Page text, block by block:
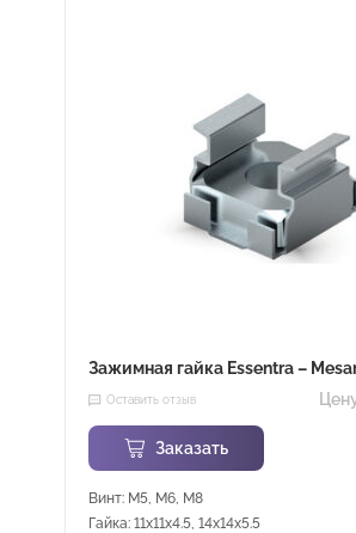
Зажимная гайка Essentra –
Оставить отзыв
Заказать
Винт: M5, M6, M8
Гайка: 11x11x4.5, 14x14x5.5